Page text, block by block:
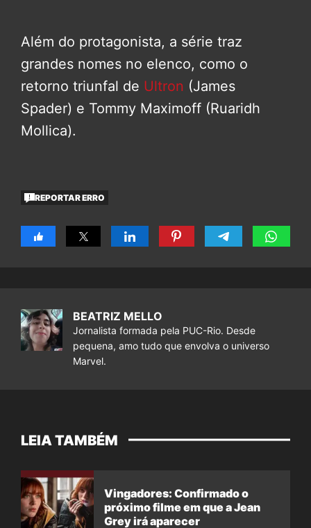
Além do protagonista, a série traz
grandes nomes no elenco, como o
retorno triunfal de Ultron (James
Spader) e Tommy Maximoff (Ruaridh
Mollica).
REPORTAR ERRO
BEATRIZ MELLO
Jornalista formada pela PUC-Rio. Desde
pequena, amo tudo que envolva o universo
Marvel.
LEIA TAMBÉM
Vingadores: Confirmado o
próximo filme em que a Jean
Grey irá aparecer